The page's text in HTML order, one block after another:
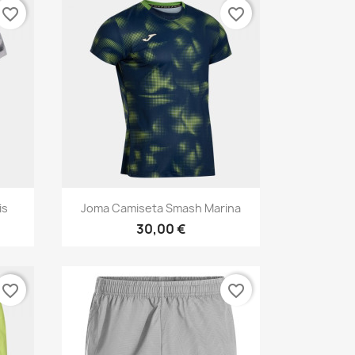
favorite_border
Vista rápida
Joma Camiseta Smash Marina
30,00 €
favorite_border
favorite_border favorite_border